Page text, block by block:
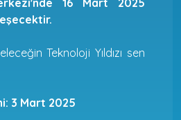
Teknoloji Yıldızı sen
3 Mart 2025